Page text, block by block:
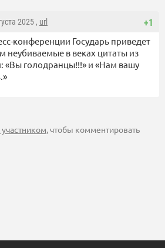
+1
2025 , url
конференции Государь приведет
в веках цитаты из
«Вы голодранцы!!!» и «Нам вашу
участником, чтобы комментировать